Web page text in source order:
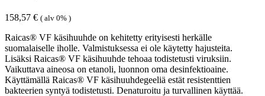
158,57 € ( alv 0% )
Raicas® VF käsihuuhde on kehitetty erityisesti herkälle
suomalaiselle iholle. Valmistuksessa ei ole käytetty hajusteita.
Lisäksi Raicas® VF käsihuuhde tehoaa todistetusti viruksiin.
Vaikuttava aineosa on etanoli, luonnon oma desinfektioaine.
Käyttämällä Raicas® VF käsihuuhdegeeliä estät resistenttien
bakteerien syntyä todistetusti. Denaturoitu ja turvallinen käyttää.